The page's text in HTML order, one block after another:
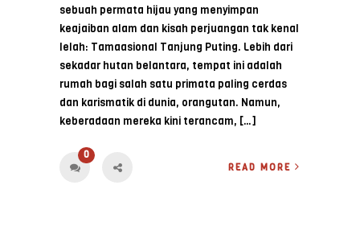
sebuah permata hijau yang menyimpan
keajaiban alam dan kisah perjuangan tak kenal
lelah: Tamaasional Tanjung Puting. Lebih dari
sekadar hutan belantara, tempat ini adalah
rumah bagi salah satu primata paling cerdas
dan karismatik di dunia, orangutan. Namun,
keberadaan mereka kini terancam, […]
0
READ MORE